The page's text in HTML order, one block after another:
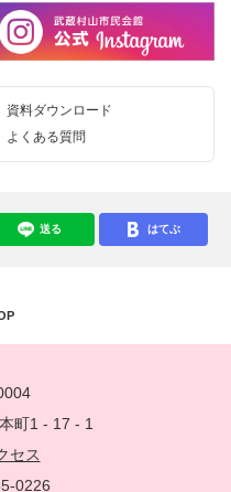
資料ダウンロード
よくある質問
送る はてぶ
町1 - 17 - 1
セス
0226